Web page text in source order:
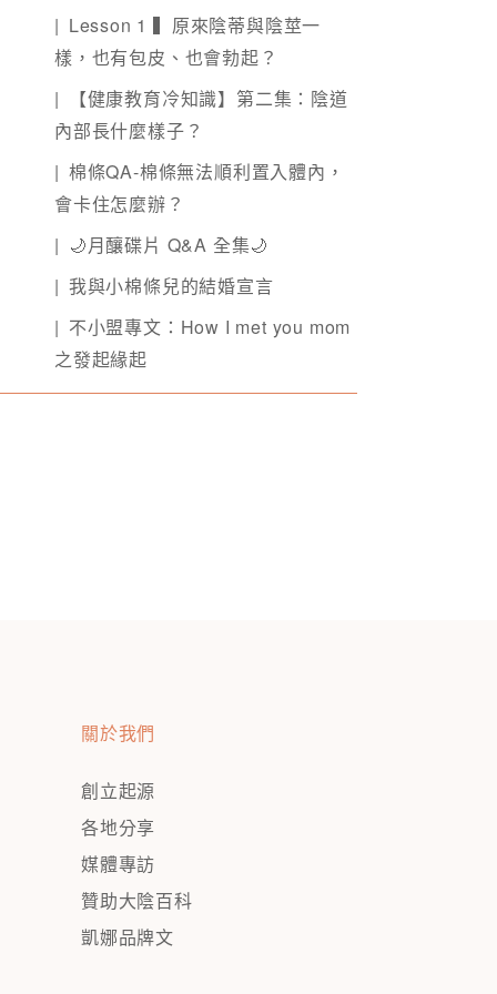
Lesson 1 ▍原來陰蒂與陰莖一
樣，也有包皮、也會勃起？
【健康教育冷知識】第二集：陰道
內部長什麼樣子？
棉條QA-棉條無法順利置入體內，
會卡住怎麼辦？
🌙月釀碟片 Q&A 全集🌙
我與小棉條兒的結婚宣言
不小盟專文：How I met you mom
之發起緣起
關於我們
創立起源
各地分享
媒體專訪
贊助大陰百科
凱娜品牌文